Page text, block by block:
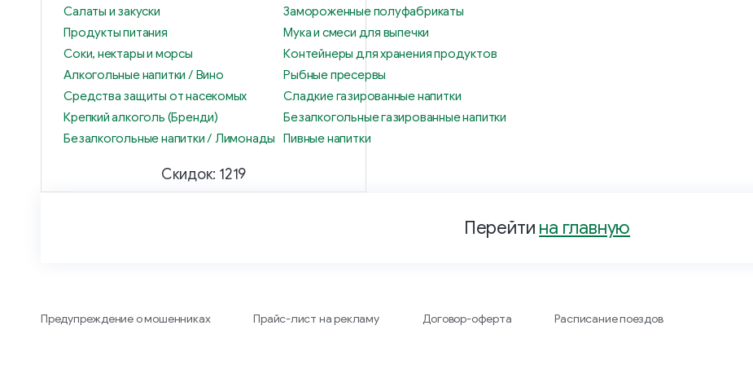
Салаты и закуски
Замороженные полуфабрикаты
Продукты питания
Мука и смеси для выпечки
Соки, нектары и морсы
Контейнеры для хранения продуктов
Алкогольные напитки / Вино
Рыбные пресервы
Средства защиты от насекомых
Сладкие газированные напитки
Крепкий алкоголь (Бренди)
Безалкогольные газированные напитки
Безалкогольные напитки / Лимонады
Пивные напитки
Скидок: 1219
Перейти на главную
Предупреждение о мошенниках Прайс-лист на рекламу Договор-оферта Расписание поездов